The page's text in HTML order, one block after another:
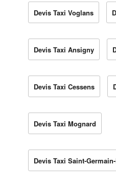
Devis Taxi Voglans
Devis Taxi Ansigny
Devis Taxi Cessens
Devis Taxi Mognard
Devis Taxi Saint-